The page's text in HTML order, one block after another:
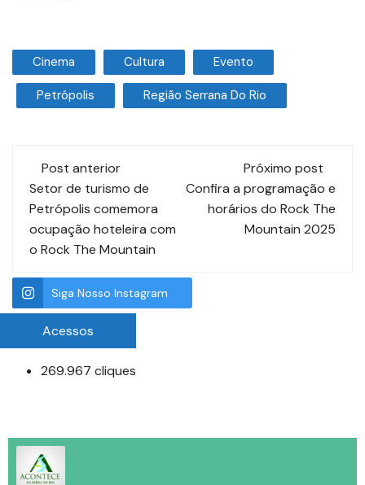
Cinema Cultura Evento
Petrópolis Região Serrana Do Rio
Post anterior
Setor de turismo de
Petrópolis comemora
ocupação hoteleira com
o Rock The Mountain
Próximo post
Confira a programação e
horários do Rock The
Mountain 2025
Siga Nosso Instagram
Acessos
269.967 cliques